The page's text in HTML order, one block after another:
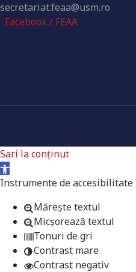
secretariat.feaa@usm.ro
Facebook / FEAA
Sari la conținut
Deschide bara de unelte
Instrumente de accesibilitate
Mărește textul
Micșorează textul
Tonuri de gri
Contrast mare
Contrast negativ